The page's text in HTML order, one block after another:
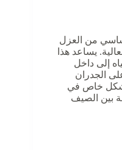
من العزل
يساعد هذا
إلى داخل
الجدران
بشكل خاص في
بين الصيف